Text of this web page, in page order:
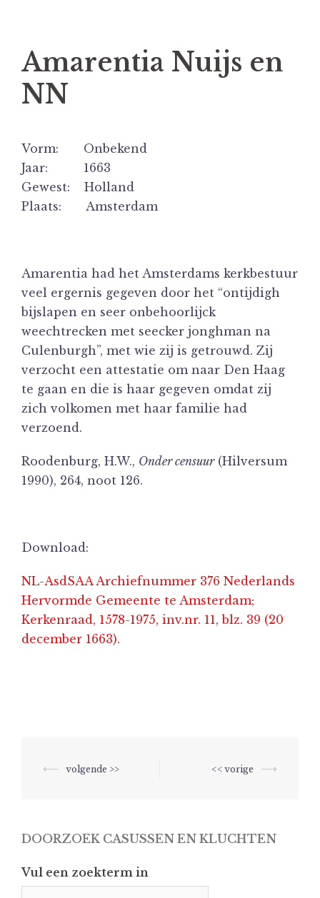
Amarentia Nuijs en
NN
Vorm: Onbekend
Jaar: 1663
Gewest: Holland
Plaats: Amsterdam
Amarentia had het Amsterdams kerkbestuur
veel ergernis gegeven door het “ontijdigh
bijslapen en seer onbehoorlijck
weechtrecken met seecker jonghman na
Culenburgh”, met wie zij is getrouwd. Zij
verzocht een attestatie om naar Den Haag
te gaan en die is haar gegeven omdat zij
zich volkomen met haar familie had
verzoend.
Roodenburg, H.W., Onder censuur(Hilversum
1990), 264, noot 126.
Download:
NL-AsdSAA Archiefnummer 376 Nederlands
Hervormde Gemeente te Amsterdam;
Kerkenraad, 1578-1975, inv.nr. 11, blz. 39 (20
december 1663).
Berichtnavigatie
⟵ ⟶
DOORZOEK CASUSSEN EN KLUCHTEN
Vul een zoekterm in